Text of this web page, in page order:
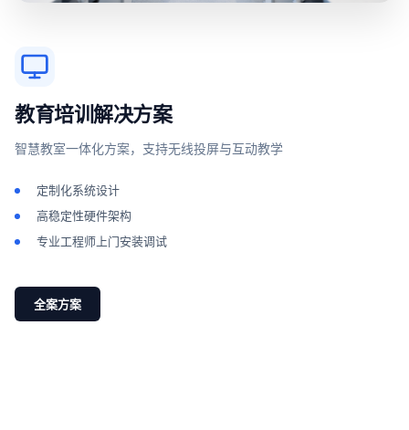
教育培训解决方案
智慧教室一体化方案，支持无线投屏与互动教学
定制化系统设计
高稳定性硬件架构
专业工程师上门安装调试
全案方案